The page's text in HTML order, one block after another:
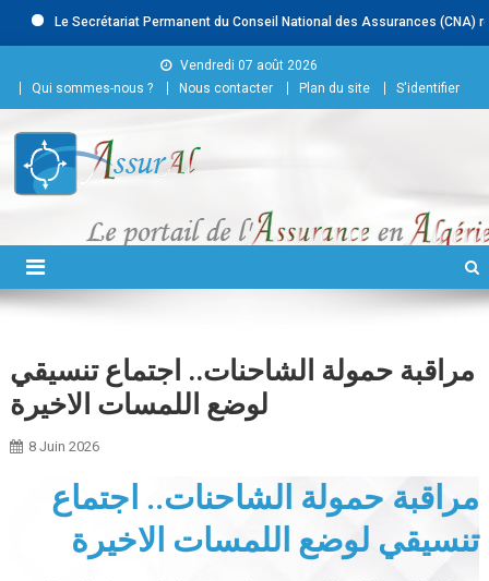
Le Secrétariat Permanent du Conseil National des Assurances (CNA)
Vendredi 07 août 2026
Qui sommes-nous ?
Nous contacter Plan du site S'identifier
Conseil National des
مراقبة حمولة الشاحنات.. اجتماع تنسيقي
لوضع اللمسات الاخيرة
8 Juin 2026
مراقبة حمولة الشاحنات.. اجتماع
تنسيقي لوضع اللمسات الاخيرة